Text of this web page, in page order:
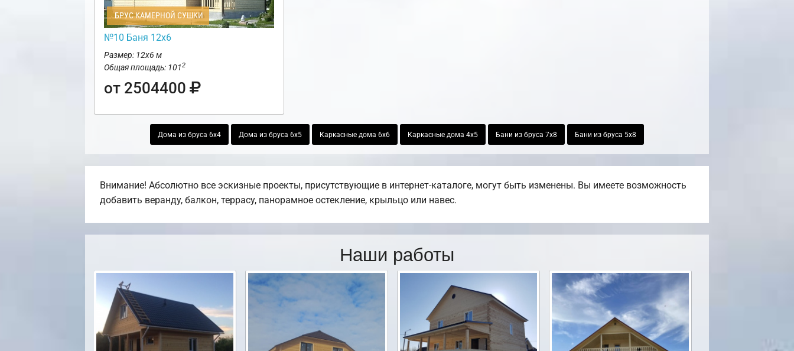
БРУС КАМЕРНОЙ СУШКИ
№10 Баня 12х6
Размер: 12х6 м
Общая площадь: 1012
от 2504400
Дома из бруса 6х4 Дома из бруса 6х5 Каркасные дома 6х6 Каркасные дома 4х5 Бани из бруса 7х8 Бани из бруса 5х8
Внимание! Абсолютно все эскизные проекты, присутствующие в интернет-каталоге, могут быть изменены. Вы имеете возможность
добавить веранду, балкон, террасу, панорамное остекление, крыльцо или навес.
Наши работы